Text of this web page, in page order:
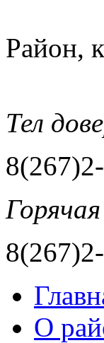
Район,
Тел
О